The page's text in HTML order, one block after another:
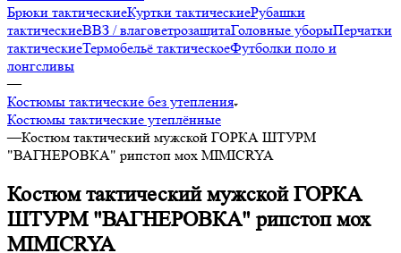
Брюки тактическиеКуртки тактическиеРубашки
тактическиеВВЗ / влаговетрозащитаГоловные уборыПерчатки
тактическиеТермобельё тактическоеФутболки поло и
лонгсливы
—
Костюмы тактические без утепления
Костюмы тактические утеплённые
—Костюм тактический мужской ГОРКА ШТУРМ
"ВАГНЕРОВКА" рипстоп мох MIMICRYA
Костюм тактический мужской ГОРКА
ШТУРМ "ВАГНЕРОВКА" рипстоп мох
MIMICRYA